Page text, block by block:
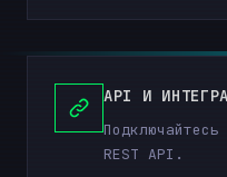
API И
REST API.